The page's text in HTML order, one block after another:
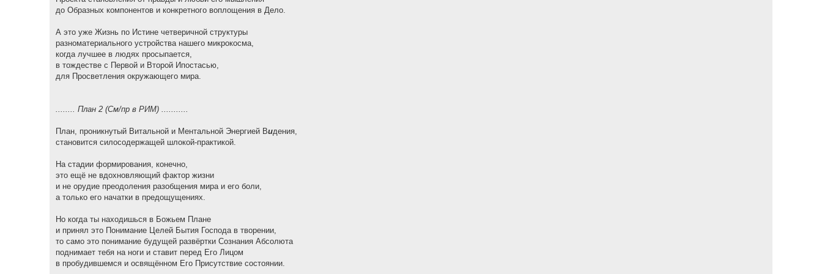
до Образных компонентов и конкретного воплощения в Дело.
А это уже Жизнь по Истине четверичной структуры
разноматериального устройства нашего микрокосма,
когда лучшее в людях просыпается,
в тождестве с Первой и Второй Ипостасью,
для Просветления окружающего мира.
........ План 2 (См/пр в РИМ) ...........
План, проникнутый Витальной и Ментальной Энергией Видения,
становится силосодержащей шлокой-практикой.
На стадии формирования, конечно,
это ещё не вдохновляющий фактор жизни
и не орудие преодоления разобщения мира и его боли,
а только его начатки в предощущениях.
Но когда ты находишься в Божьем Плане
и принял это Понимание Целей Бытия Господа в творении,
то само это понимание будущей развёртки Сознания Абсолюта
поднимает тебя на ноги и ставит перед Его Лицом
в пробудившемся и освящённом Его Присутствие состоянии.